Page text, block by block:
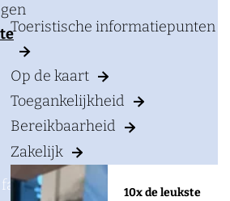
Toeristische informatiepunten
Op de kaart
Toegankelijkheid
Bereikbaarheid
Zakelijk
10x de leukste
n
a
a
r
L
e
z